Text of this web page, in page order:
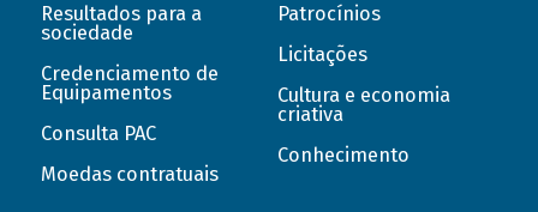
Resultados para a
sociedade
Credenciamento de
Equipamentos
Consulta PAC
Moedas contratuais
Patrocínios
Licitações
Cultura e economia
criativa
Conhecimento